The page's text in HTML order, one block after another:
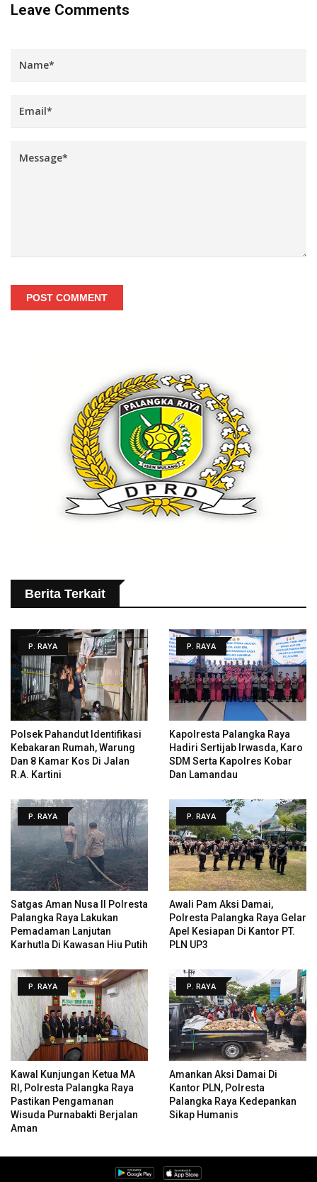
Leave Comments
POST COMMENT
Berita Terkait
P. RAYA
Polsek Pahandut Identifikasi
Kebakaran Rumah, Warung
Dan 8 Kamar Kos Di Jalan
R.A. Kartini
P. RAYA
Kapolresta Palangka Raya
Hadiri Sertijab Irwasda, Karo
SDM Serta Kapolres Kobar
Dan Lamandau
P. RAYA
Satgas Aman Nusa II Polresta
Palangka Raya Lakukan
Pemadaman Lanjutan
Karhutla Di Kawasan Hiu Putih
P. RAYA
Awali Pam Aksi Damai,
Polresta Palangka Raya Gelar
Apel Kesiapan Di Kantor PT.
PLN UP3
P. RAYA
Kawal Kunjungan Ketua MA
RI, Polresta Palangka Raya
Pastikan Pengamanan
Wisuda Purnabakti Berjalan
Aman
P. RAYA
Amankan Aksi Damai Di
Kantor PLN, Polresta
Palangka Raya Kedepankan
Sikap Humanis